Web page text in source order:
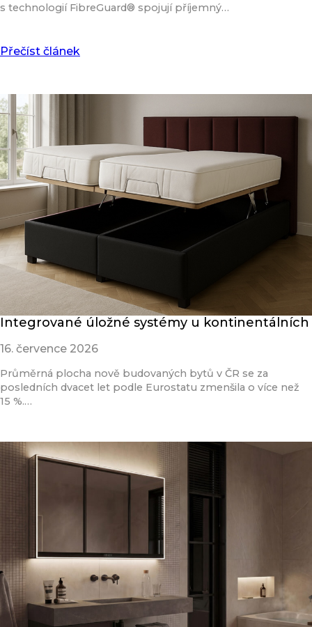
s technologií FibreGuard® spojují příjemný…
Přečíst článek
Integrované úložné systémy u kontinentálních
16. července 2026
Průměrná plocha nově budovaných bytů v ČR se za
posledních dvacet let podle Eurostatu zmenšila o více než
15 %.…